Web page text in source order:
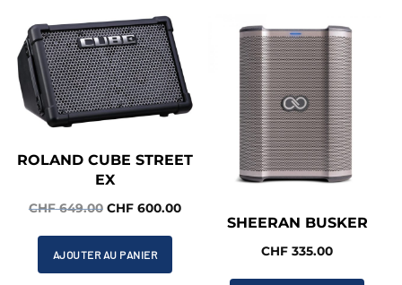
ROLAND CUBE STREET
EX
CHF649.00 Le
initial
était :
CHF600.00Le
AJOUTER AU PANIER
SHEERAN BUSKER
CHF 335.00